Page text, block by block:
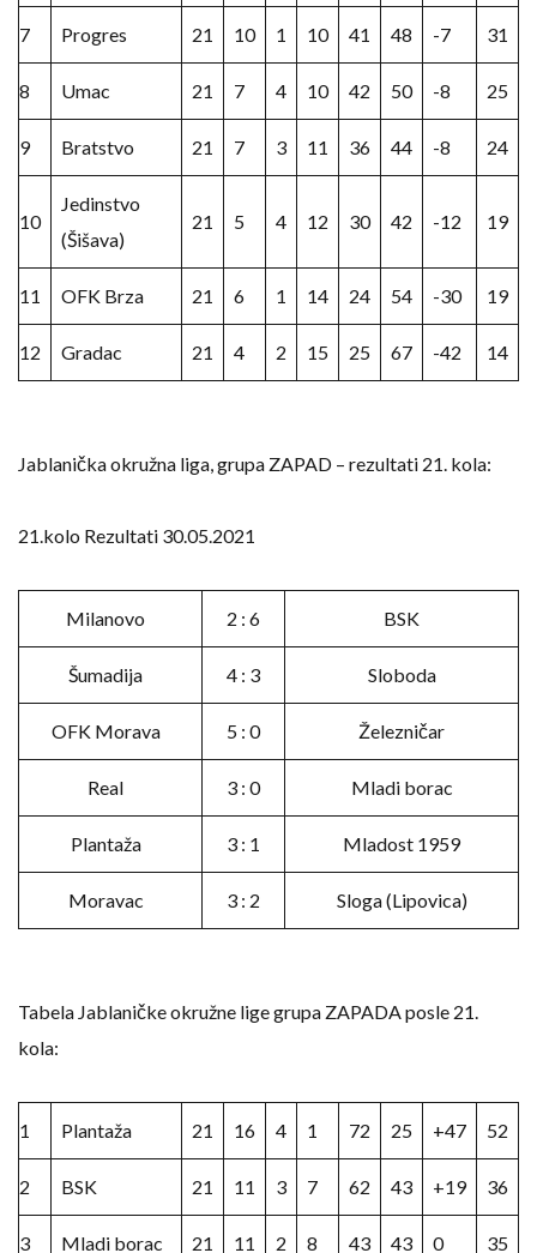
7 Progres 21 10 1 10 41 48 -7 31
8 Umac 21 7 4 10 42 50 -8 25
9 Bratstvo 21 7 3 11 36 44 -8 24
10
Jedinstvo
(Šišava)
21 5 4 12 30 42 -12 19
11 OFK Brza 21 6 1 14 24 54 -30 19
12 Gradac 21 4 2 15 25 67 -42 14
Jablanička okružna liga, grupa ZAPAD – rezultati 21. kola:
21.kolo Rezultati 30.05.2021
Milanovo 2 : 6 BSK
Šumadija 4 : 3 Sloboda
OFK Morava 5 : 0 Železničar
Real 3 : 0 Mladi borac
Plantaža 3 : 1 Mladost 1959
Moravac 3 : 2 Sloga (Lipovica)
Tabela Jablaničke okružne lige grupa ZAPADA posle 21.
kola:
1 Plantaža 21 16 4 1 72 25 +47 52
2 BSK 21 11 3 7 62 43 +19 36
3 Mladi borac 21 11 2 8 43 43 0 35